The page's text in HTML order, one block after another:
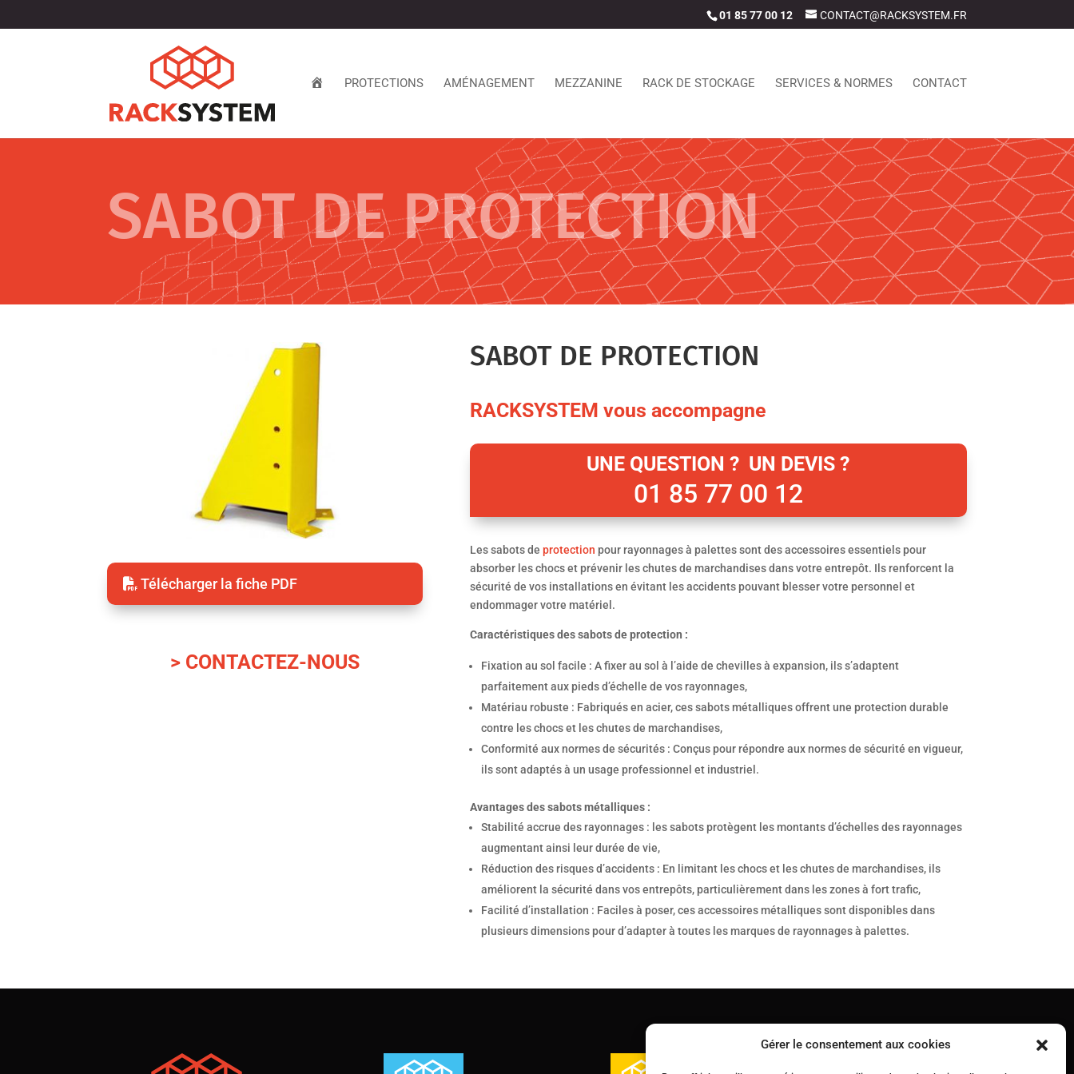
Gérer le consentement aux cookies
01 85 77 00 12 CONTACT@RACKSYSTEM.FR
I
PROTECTIONS AMÉNAGEMENT MEZZANINE RACK DE STOCKAGE SERVICES & NORMES CONTACT
SABOT DE PROTECTION
Télécharger la fiche PDF
> CONTACTEZ-NOUS
SABOT DE PROTECTION
RACKSYSTEM vous accompagne
UNE QUESTION ? UN DEVIS ?
01 85 77 00 12
Les sabots deprotection pour rayonnages à palettes sont des accessoires essentiels pour
absorber les chocs et prévenir les chutes de marchandises dans votre entrepôt. Ils renforcent la
sécurité de vos installations en évitant les accidents pouvant blesser votre personnel et
endommager votre matériel.
Caractéristiques des sabots de protection :
Fixation au sol facile : A fixer au sol à l’aide de chevilles à expansion, ils s’adaptent
parfaitement aux pieds d’échelle de vos rayonnages,
Matériau robuste : Fabriqués en acier, ces sabots métalliques offrent une protection durable
contre les chocs et les chutes de marchandises,
Conformité aux normes de sécurités : Conçus pour répondre aux normes de sécurité en vigueur,
ils sont adaptés à un usage professionnel et industriel.
Avantages des sabots métalliques :
Stabilité accrue des rayonnages : les sabots protègent les montants d’échelles des rayonnages
augmentant ainsi leur durée de vie,
Réduction des risques d’accidents : En limitant les chocs et les chutes de marchandises, ils
améliorent la sécurité dans vos entrepôts, particulièrement dans les zones à fort trafic,
Facilité d’installation : Faciles à poser, ces accessoires métalliques sont disponibles dans
plusieurs dimensions pour d’adapter à toutes les marques de rayonnages à palettes.